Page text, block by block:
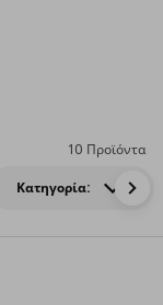
Κατηγορία:
10 Προϊόντα